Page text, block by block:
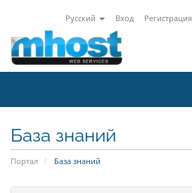
Русский Вход Регистрация
База знаний
Портал База знаний